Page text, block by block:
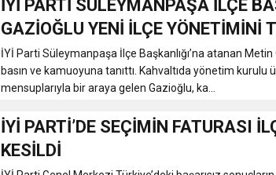
İYİ PARTİ SÜLEYMANPAŞA İLÇE
GAZİOĞLU YENİ İLÇE YÖNETİMİNİ
İYİ Parti Süleymanpaşa İlçe Başkanlığı’na atanan
basın ve kamuoyuna tanıttı. Kahvaltıda yönetim kurulu
mensuplarıyla bir araya gelen Gazioğlu, ka...
İYİ PARTİ’DE SEÇİMİN FATURASI
KESİLDİ